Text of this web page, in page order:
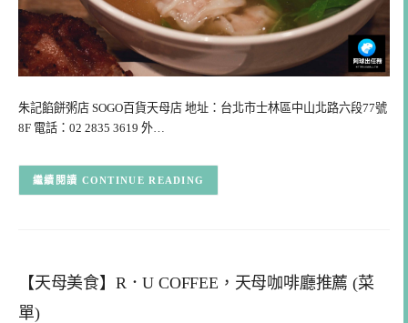
朱記餡餅粥店 SOGO百貨天母店 地址：台北市士林區中山北路六段77號
8F 電話：02 2835 3619 外…
CONTINUE READING
【天母美食】R．U COFFEE，天母咖啡廳推薦 (菜
單)